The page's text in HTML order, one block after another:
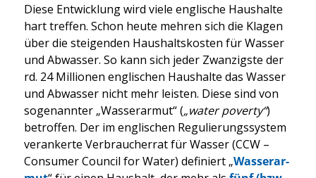
Die­se Ent­wick­lung wird vie­le eng­li­sche Haus­hal­te
hart tref­fen. Schon heu­te meh­ren sich die Kla­gen
über die stei­gen­den Haus­halts­kos­ten für Was­ser
und Abwas­ser. So kann sich jeder Zwan­zigs­te der
rd. 24 Mil­lio­nen eng­li­schen Haus­hal­te das Was­ser
und Abwas­ser nicht mehr leis­ten. Die­se sind von
soge­nann­ter „Was­ser­ar­mut“ („water pover­ty“)
betrof­fen. Der im eng­li­schen Regu­lie­rungs­sys­tem
ver­an­ker­te Ver­brau­cher­rat für Was­ser (CCW –
Con­su­mer Coun­cil for Water) defi­niert „Was­ser­ar­